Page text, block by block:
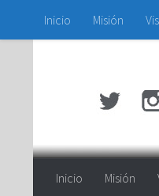
Saltar al contenido
Inicio Misión
Inicio Misión